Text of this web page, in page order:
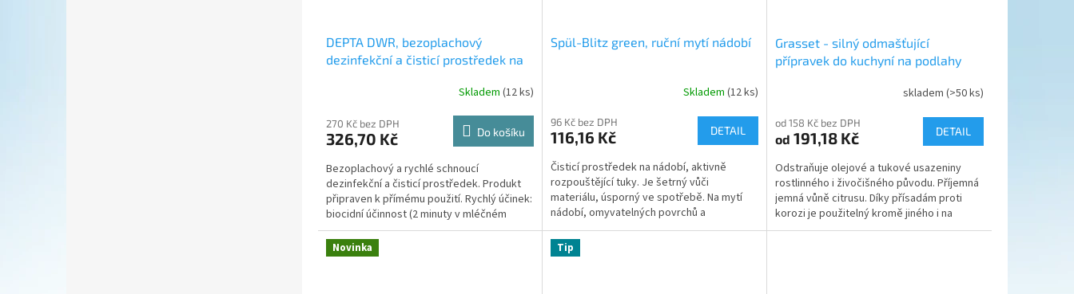
DEPTA DWR, bezoplachový
dezinfekční a čisticí prostředek na
Skladem (12 ks)
270 Kč bez DPH
326,70 Kč Do košíku
Bezoplachový a rychlé schnoucí
dezinfekční a čisticí prostředek. Produkt
připraven k přímému použití. Rychlý účinek:
biocidní účinnost (2 minuty v mléčném
sektoru/5 minut v...
Spül-Blitz green, ruční mytí nádobí
Skladem (12 ks)
96 Kč bez DPH
116,16 Kč DETAIL
Čisticí prostředek na nádobí, aktivně
rozpouštějící tuky. Je šetrný vůči
materiálu, úsporný ve spotřebě. Na mytí
nádobí, omyvatelných povrchů a
předmětů, které jsou odolné...
Grasset - silný odmašťující
přípravek do kuchyní na podlahy
skladem (>50 ks)
od 158 Kč bez DPH
od 191,18 Kč DETAIL
Odstraňuje olejové a tukové usazeniny
rostlinného i živočišného původu. Příjemná
jemná vůně citrusu. Díky přísadám proti
korozi je použitelný kromě jiného i na
plochy z...
Novinka Tip